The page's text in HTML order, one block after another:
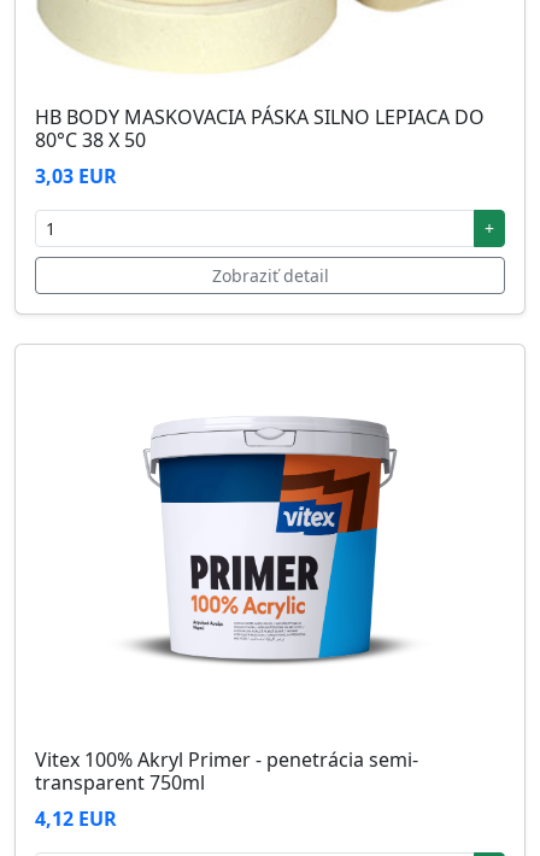
HB BODY MASKOVACIA PÁSKA SILNO LEPIACA DO
80°C 38 X 50
3,03 EUR
+
Zobraziť detail
Vitex 100% Akryl Primer - penetrácia semi-
transparent 750ml
4,12 EUR